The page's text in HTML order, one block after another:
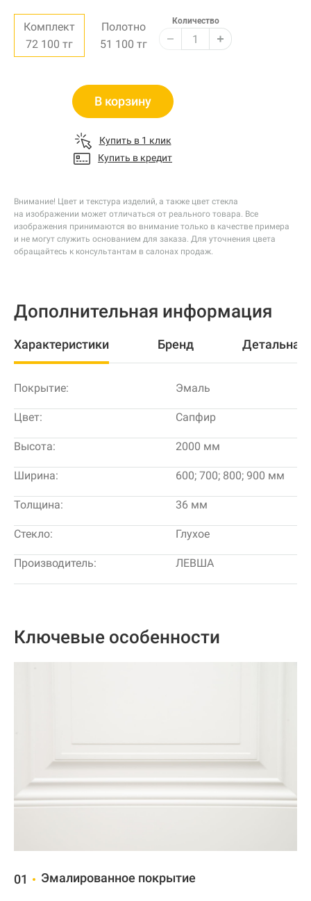
Комплект
72 100 тг
Полотно
51 100 тг
Количество
В корзину
Купить в 1 клик
Купить в кредит
Внимание! Цвет и текстура изделий, а также цвет стекла
на изображении может отличаться от реального товара. Все
изображения принимаются во внимание только в качестве примера
и не могут служить основанием для заказа. Для уточнения цвета
обращайтесь к консультантам в салонах продаж.
Дополнительная информация
Характеристики Бренд
Покрытие: Эмаль
Цвет: Сапфир
Высота: 2000 мм
Ширина: 600; 700; 800; 900 мм
Толщина: 36 мм
Стекло: Глухое
Производитель: ЛЕВША
Ключевые особенности
01 Эмалированное покрытие